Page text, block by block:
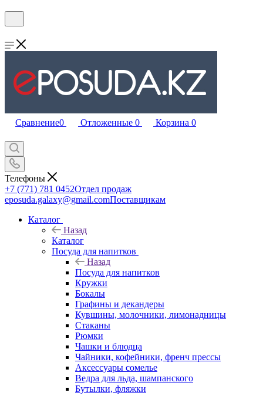
Сравнение0 Отложенные 0 Корзина 0
Телефоны
+7 (771) 781 0452Отдел продаж
eposuda.galaxy@gmail.comПоставщикам
Каталог
Назад
Каталог
Посуда для напитков
Назад
Посуда для напитков
Кружки
Бокалы
Графины и декандеры
Кувшины, молочники, лимонадницы
Стаканы
Рюмки
Чашки и блюдца
Чайники, кофейники, френч прессы
Аксессуары сомелье
Ведра для льда, шампанского
Бутылки, фляжки